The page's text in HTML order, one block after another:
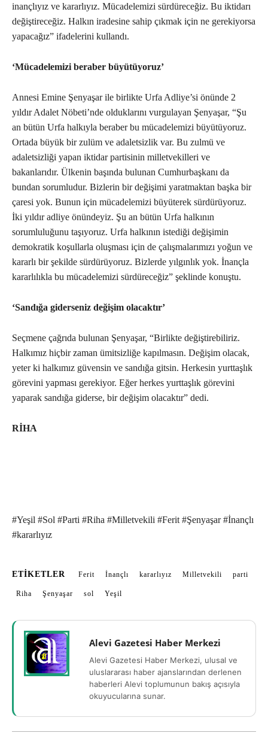
inançlıyız ve kararlıyız. Mücadelemizi sürdüreceğiz. Bu iktidarı
değiştireceğiz. Halkın iradesine sahip çıkmak için ne gerekiyorsa
yapacağız” ifadelerini kullandı.
‘Mücadelemizi beraber büyütüyoruz’
Annesi Emine Şenyaşar ile birlikte Urfa Adliye’si önünde 2
yıldır Adalet Nöbeti’nde olduklarını vurgulayan Şenyaşar, “Şu
an bütün Urfa halkıyla beraber bu mücadelemizi büyütüyoruz.
Ortada büyük bir zulüm ve adaletsizlik var. Bu zulmü ve
adaletsizliği yapan iktidar partisinin milletvekilleri ve
bakanlarıdır. Ülkenin başında bulunan Cumhurbaşkanı da
bundan sorumludur. Bizlerin bir değişimi yaratmaktan başka bir
çaresi yok. Bunun için mücadelemizi büyüterek sürdürüyoruz.
İki yıldır adliye önündeyiz. Şu an bütün Urfa halkının
sorumluluğunu taşıyoruz. Urfa halkının istediği değişimin
demokratik koşullarla oluşması için de çalışmalarımızı yoğun ve
kararlı bir şekilde sürdürüyoruz. Bizlerde yılgınlık yok. İnançla
kararlılıkla bu mücadelemizi sürdüreceğiz” şeklinde konuştu.
‘Sandığa giderseniz değişim olacaktır’
Seçmene çağrıda bulunan Şenyaşar, “Birlikte değiştirebiliriz.
Halkımız hiçbir zaman ümitsizliğe kapılmasın. Değişim olacak,
yeter ki halkımız güvensin ve sandığa gitsin. Herkesin yurttaşlık
görevini yapması gerekiyor. Eğer herkes yurttaşlık görevini
yaparak sandığa giderse, bir değişim olacaktır” dedi.
RİHA
#Yeşil #Sol #Parti #Riha #Milletvekili #Ferit #Şenyaşar #İnançlı
#kararlıyız
ETIKETLER Ferit İnançlı kararlıyız Milletvekili parti
Riha Şenyaşar sol Yeşil
Alevi Gazetesi Haber Merkezi
Alevi Gazetesi Haber Merkezi, ulusal ve
uluslararası haber ajanslarından derlenen
haberleri Alevi toplumunun bakış açısıyla
okuyucularına sunar.